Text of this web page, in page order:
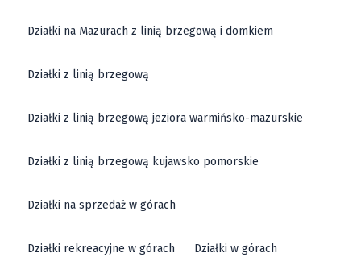
Działki na Mazurach z linią brzegową i domkiem
Działki z linią brzegową
Działki z linią brzegową jeziora warmińsko-mazurskie
Działki z linią brzegową kujawsko pomorskie
Działki na sprzedaż w górach
Działki rekreacyjne w górach Działki w górach